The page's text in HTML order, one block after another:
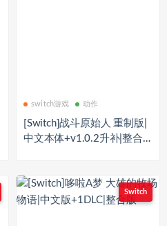
switch游戏 动作
[Switch]战斗原始人 重制版|
中文本体+v1.0.2升补|整合
Switch